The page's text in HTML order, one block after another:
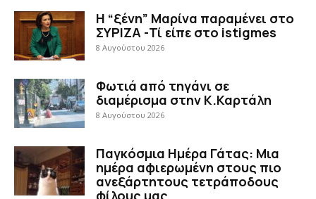
Η “ξένη” Μαρίνα παραμένει στο
ΣΥΡΙΖΑ -Τί είπε στο istigmes
8 Αυγούστου 2026
Φωτιά από τηγάνι σε
διαμέρισμα στην Κ.Καρτάλη
8 Αυγούστου 2026
Παγκόσμια Ημέρα Γάτας: Μια
ημέρα αφιερωμένη στους πιο
ανεξάρτητους τετράποδους